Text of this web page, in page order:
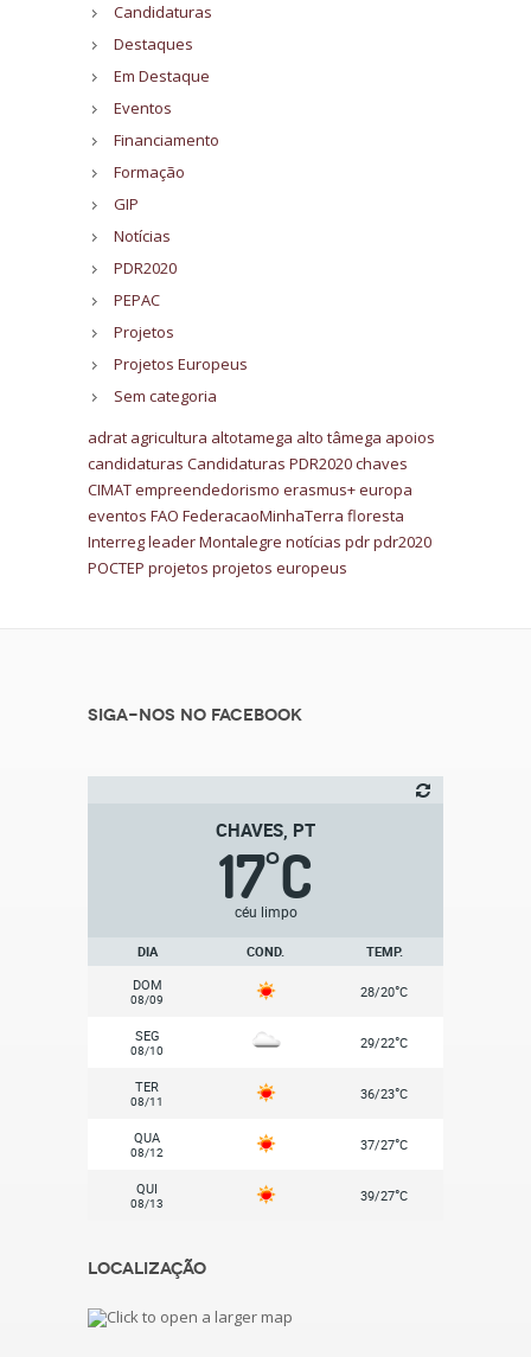
Candidaturas
Destaques
Em Destaque
Eventos
Financiamento
Formação
GIP
Notícias
PDR2020
PEPAC
Projetos
Projetos Europeus
Sem categoria
adrat agricultura altotamega alto tâmega apoios
candidaturas Candidaturas PDR2020chaves
CIMATempreendedorismo erasmus+europa
eventos FAO FederacaoMinhaTerra floresta
InterregleaderMontalegre notícias pdrpdr2020
POCTEP projetos projetos europeus
Siga-nos no Facebook
CHAVES, PT
17°C
céu limpo
DIA COND.
TEMP.
DOM
08/09 28/20°C
SEG
08/10 29/22°C
TER
08/11 36/23°C
QUA
08/12 37/27°C
QUI
08/13 39/27°C
Localização